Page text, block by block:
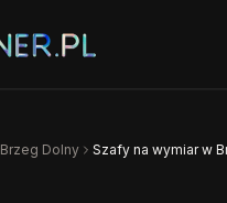
Brzeg Dolny Szafy na wymiar w